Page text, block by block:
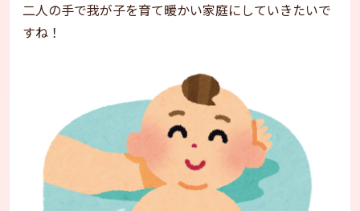
二人の手で我が子を育て暖かい家庭にしていきたいで
すね！